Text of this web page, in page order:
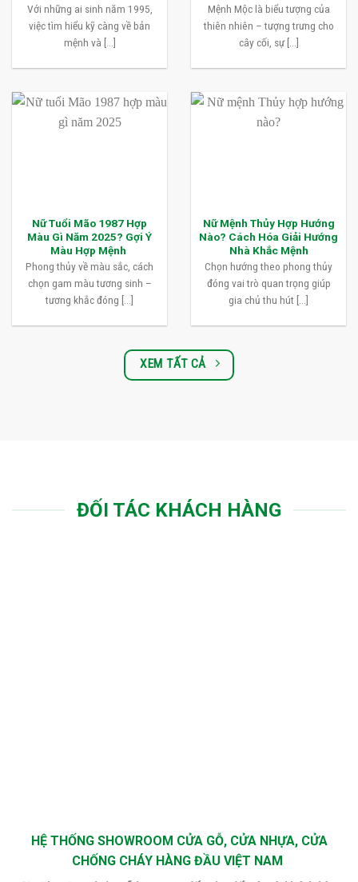
Với những ai sinh năm 1995,
việc tìm hiểu kỹ càng về bản
mệnh và [...]
Mệnh Mộc là biểu tượng của
thiên nhiên – tượng trưng cho
cây cối, sự [...]
Nữ Tuổi Mão 1987 Hợp
Màu Gì Năm 2025? Gợi Ý
Màu Hợp Mệnh
Phong thủy về màu sắc, cách
chọn gam màu tương sinh –
tương khắc đóng [...]
Nữ Mệnh Thủy Hợp Hướng
Nào? Cách Hóa Giải Hướng
Nhà Khắc Mệnh
Chọn hướng theo phong thủy
đóng vai trò quan trọng giúp
gia chủ thu hút [...]
XEM TẤT CẢ
ĐỐI TÁC KHÁCH HÀNG
HỆ THỐNG SHOWROOM CỬA GỖ, CỬA NHỰA, CỬA
CHỐNG CHÁY HÀNG ĐẦU VIỆT NAM